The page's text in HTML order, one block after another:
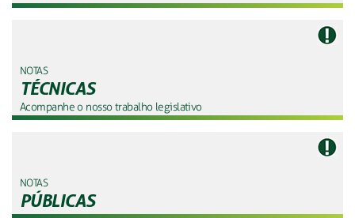
NOTAS
TÉCNICAS
Acompanhe o nosso trabalho legislativo
NOTAS
PÚBLICAS